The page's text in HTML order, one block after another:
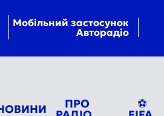
Мобільний застосунок
Авторадіо
ПРО ⚽